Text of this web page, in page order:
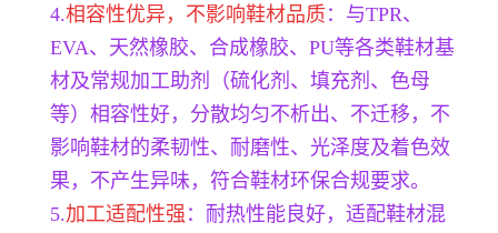
4.相容性优异，不影响鞋材品质 ：与TPR、
EVA、天然橡胶、合成橡胶、PU等各类鞋材基
材及常规加工助剂（硫化剂、填充剂、色母
等）相容性好，分散均匀不析出、不迁移，不
影响鞋材的柔韧性、耐磨性、光泽度及着色效
果，不产生异味，符合鞋材环保合规要求。
5.加工适配性强 ：耐热性能良好，适配鞋材混